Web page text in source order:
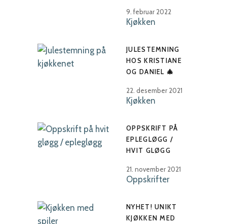
9. februar 2022
Kjøkken
JULESTEMNING
HOS KRISTIANE
OG DANIEL 🎄
22. desember 2021
Kjøkken
OPPSKRIFT PÅ
EPLEGLØGG /
HVIT GLØGG
21. november 2021
Oppskrifter
NYHET! UNIKT
KJØKKEN MED